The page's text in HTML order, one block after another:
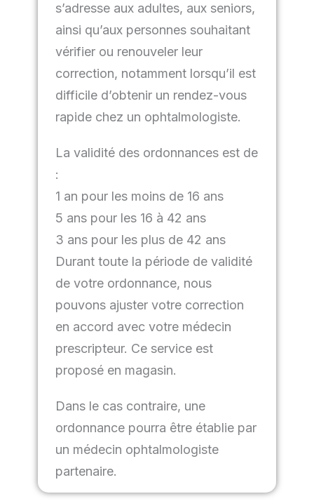
s’adresse aux adultes, aux seniors,
ainsi qu’aux personnes souhaitant
vérifier ou renouveler leur
correction, notamment lorsqu’il est
difficile d’obtenir un rendez-vous
rapide chez un ophtalmologiste.
La validité des ordonnances est de
:
1 an pour les moins de 16 ans
5 ans pour les 16 à 42 ans
3 ans pour les plus de 42 ans
Durant toute la période de validité
de votre ordonnance, nous
pouvons ajuster votre correction
en accord avec votre médecin
prescripteur. Ce service est
proposé en magasin.
Dans le cas contraire, une
ordonnance pourra être établie par
un médecin ophtalmologiste
partenaire.